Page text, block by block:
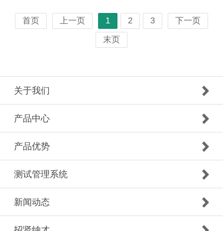
首页 上一页 1 2 3
下一页
末页
关于我们
产品中心
产品优势
测试管理系统
新闻动态